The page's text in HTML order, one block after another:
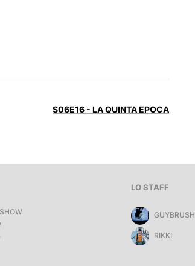
S06E16 - LA QUINTA EPOCA
LO STAFF
GUYBRUSH
RIKKI